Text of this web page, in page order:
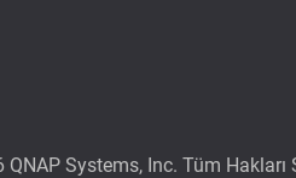
Systems, Inc. Tüm Hakları